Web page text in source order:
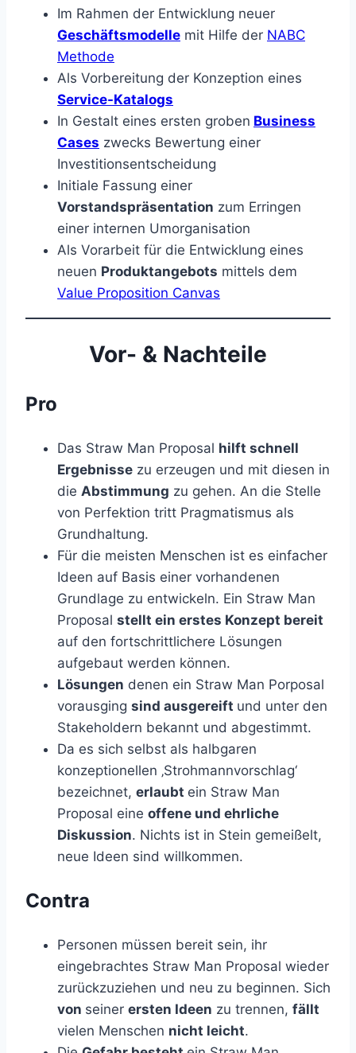
Im Rahmen der Entwicklung neuer
Geschäftsmodelle mit Hilfe der NABC
Methode
Als Vorbereitung der Konzeption eines
Service-Katalogs
In Gestalt eines ersten groben Business
Cases zwecks Bewertung einer
Investitionsentscheidung
Initiale Fassung einer
Vorstandspräsentation zum Erringen
einer internen Umorganisation
Als Vorarbeit für die Entwicklung eines
neuen Produktangebots mittels dem
Value Proposition Canvas
Vor- & Nachteile
Pro
Das Straw Man Proposal hilft schnell
Ergebnisse zu erzeugen und mit diesen in
die Abstimmung zu gehen. An die Stelle
von Perfektion tritt Pragmatismus als
Grundhaltung.
Für die meisten Menschen ist es einfacher
Ideen auf Basis einer vorhandenen
Grundlage zu entwickeln. Ein Straw Man
Proposal stellt ein erstes Konzept bereit
auf den fortschrittlichere Lösungen
aufgebaut werden können.
Lösungen denen ein Straw Man Porposal
vorausging sind ausgereift und unter den
Stakeholdern bekannt und abgestimmt.
Da es sich selbst als halbgaren
konzeptionellen ‚Strohmannvorschlag‘
bezeichnet, erlaubt ein Straw Man
Proposal eine offene und ehrliche
Diskussion. Nichts ist in Stein gemeißelt,
neue Ideen sind willkommen.
Contra
Personen müssen bereit sein, ihr
eingebrachtes Straw Man Proposal wieder
zurückzuziehen und neu zu beginnen. Sich
von seiner ersten Ideen zu trennen, fällt
vielen Menschen nicht leicht.